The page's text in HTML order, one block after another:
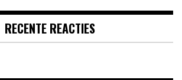
RECENTE REACTIES